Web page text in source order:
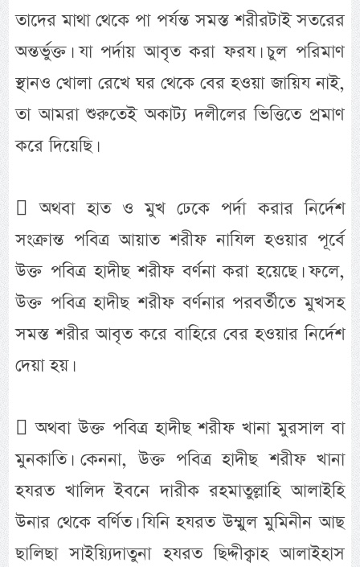
তাদের মাথা থেকে পা পর্যন্ত সমস্ত শরীরটাই সতরের
অন্তর্ভুক্ত। যা পর্দায় আবৃত করা ফরয। চুল পরিমাণ
স্থানও খোলা রেখে ঘর থেকে বের হওয়া জায়িয নাই,
তা আমরা শুরুতেই অকাট্য দলীলের ভিত্তিতে প্রমাণ
করে দিয়েছি।
 অথবা হাত ও মুখ ঢেকে পর্দা করার নির্দেশ
সংক্রান্ত পবিত্র আয়াত শরীফ নাযিল হওয়ার পূর্বে
উক্ত পবিত্র হাদীছ শরীফ বর্ণনা করা হয়েছে। ফলে,
উক্ত পবিত্র হাদীছ শরীফ বর্ণনার পরবর্তীতে মুখসহ
সমস্ত শরীর আবৃত করে বাহিরে বের হওয়ার নির্দেশ
দেয়া হয়।
 অথবা উক্ত পবিত্র হাদীছ শরীফ খানা মুরসাল বা
মুনকাতি। কেননা, উক্ত পবিত্র হাদীছ শরীফ খানা
হযরত খালিদ ইবনে দারীক রহমাতুল্লাহি আলাইহি
উনার থেকে বর্ণিত। যিনি হযরত উম্মুল মুমিনীন আছ
ছালিছা সাইয়্যিদাতুনা হযরত ছিদ্দীক্বাহ আলাইহাস